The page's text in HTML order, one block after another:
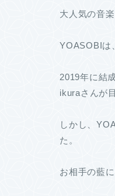
大人気の音
YOASOBIは
2019年に結
ikuraさんが
しかし、
た。
お相手の藍